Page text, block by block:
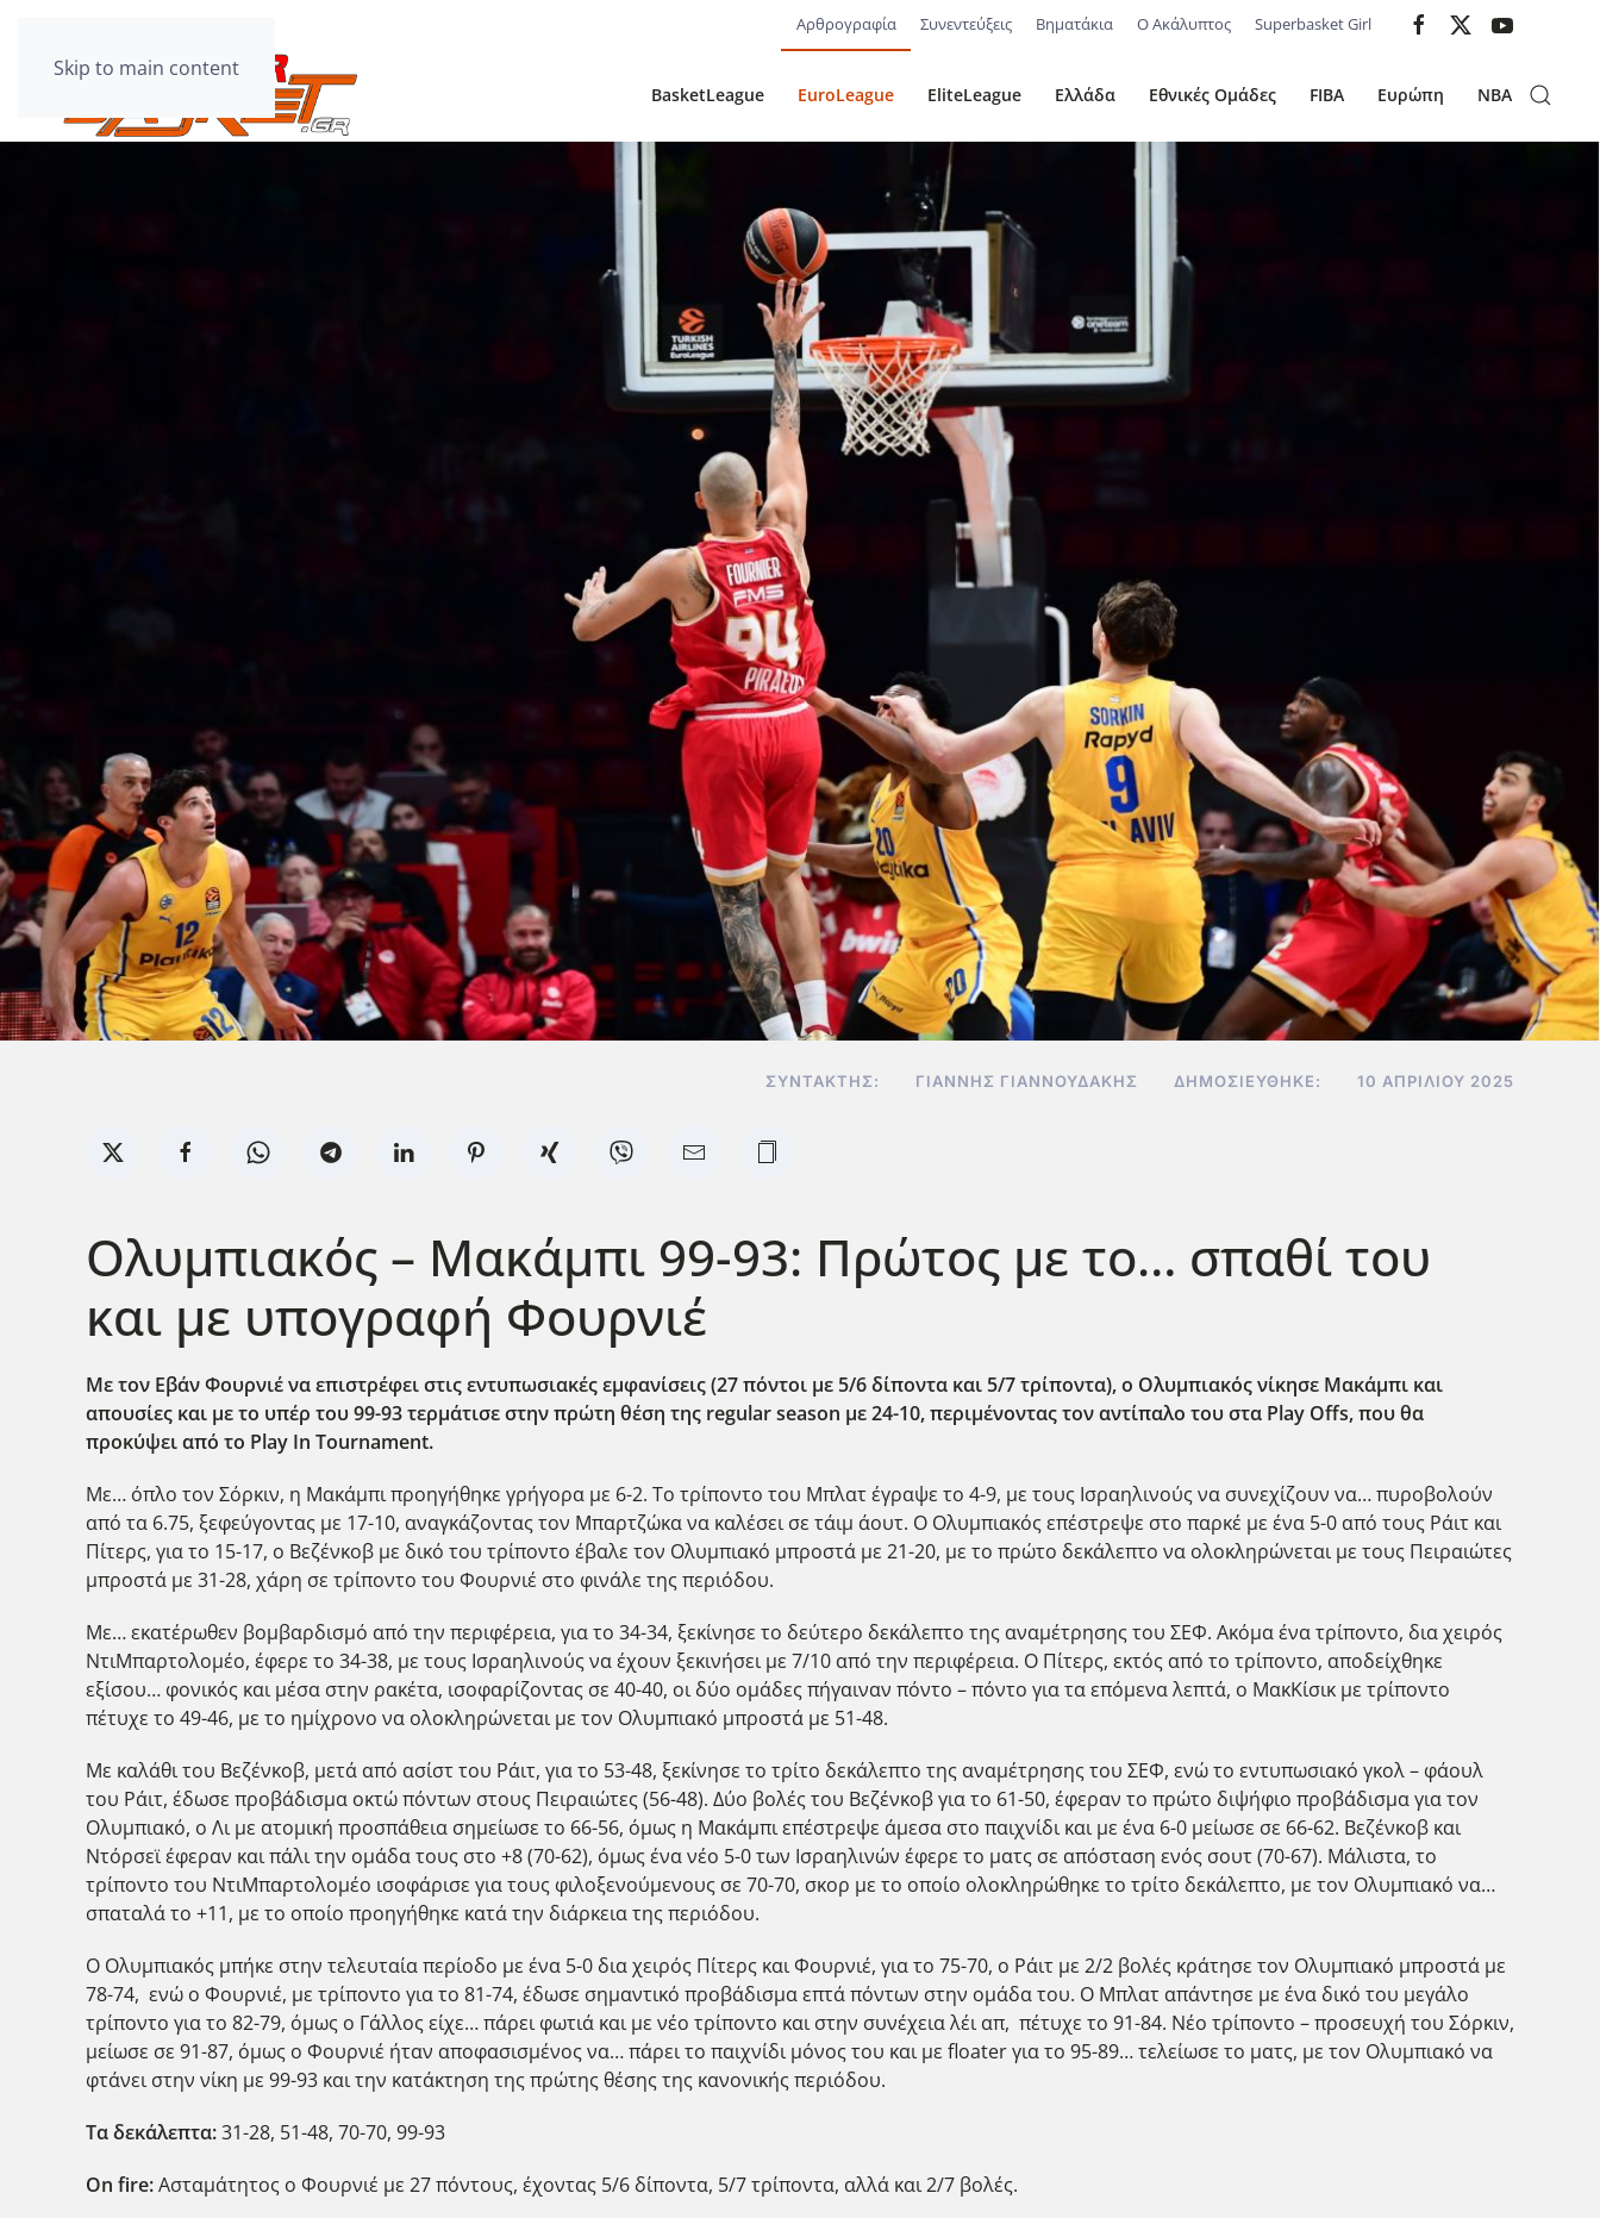
Skip to main content
Αρθρογραφία Συνεντεύξεις Βηματάκια Ο Ακάλυπτος Superbasket Girl
BasketLeague EuroLeague EliteLeague Ελλάδα Εθνικές Ομάδες FIBA Ευρώπη NBA
ΣΥΝΤΆΚΤΗΣ: ΓΙΆΝΝΗΣ ΓΙΑΝΝΟΥΔΆΚΗΣ ΔΗΜΟΣΙΕΎΘΗΚΕ: 10 ΑΠΡΙΛΊΟΥ 2025
Ολυμπιακός – Μακάμπι 99-93: Πρώτος με το… σπαθί του
και με υπογραφή Φουρνιέ
Με τον Εβάν Φουρνιέ να επιστρέφει στις εντυπωσιακές εμφανίσεις (27 πόντοι με 5/6 δίποντα και 5/7 τρίποντα), ο Ολυμπιακός νίκησε Μακάμπι και
απουσίες και με το υπέρ του 99-93 τερμάτισε στην πρώτη θέση της regularseason με 24-10, περιμένοντας τον αντίπαλο του στα Play Offs, που θα
προκύψει από το Play In Tournament.
Με… όπλο τον Σόρκιν, η Μακάμπι προηγήθηκε γρήγορα με 6-2. Το τρίποντο του Μπλατ έγραψε το 4-9, με τους Ισραηλινούς να συνεχίζουν να… πυροβολούν
από τα 6.75, ξεφεύγοντας με 17-10, αναγκάζοντας τον Μπαρτζώκα να καλέσει σε τάιμ άουτ. Ο Ολυμπιακός επέστρεψε στο παρκέ με ένα 5-0 από τους Ράιτ και
Πίτερς, για το 15-17, ο Βεζένκοβ με δικό του τρίποντο έβαλε τον Ολυμπιακό μπροστά με 21-20, με το πρώτο δεκάλεπτο να ολοκληρώνεται με τους Πειραιώτες
μπροστά με 31-28, χάρη σε τρίποντο του Φουρνιέ στο φινάλε της περιόδου.
Με… εκατέρωθεν βομβαρδισμό από την περιφέρεια, για το 34-34, ξεκίνησε το δεύτερο δεκάλεπτο της αναμέτρησης του ΣΕΦ. Ακόμα ένα τρίποντο, δια χειρός
ΝτιΜπαρτολομέο, έφερε το 34-38, με τους Ισραηλινούς να έχουν ξεκινήσει με 7/10 από την περιφέρεια. Ο Πίτερς, εκτός από το τρίποντο, αποδείχθηκε
εξίσου… φονικός και μέσα στην ρακέτα, ισοφαρίζοντας σε 40-40, οι δύο ομάδες πήγαιναν πόντο – πόντο για τα επόμενα λεπτά, ο ΜακΚίσικ με τρίποντο
πέτυχε το 49-46, με το ημίχρονο να ολοκληρώνεται με τον Ολυμπιακό μπροστά με 51-48.
Με καλάθι του Βεζένκοβ, μετά από ασίστ του Ράιτ, για το 53-48, ξεκίνησε το τρίτο δεκάλεπτο της αναμέτρησης του ΣΕΦ, ενώ το εντυπωσιακό γκολ – φάουλ
του Ράιτ, έδωσε προβάδισμα οκτώ πόντων στους Πειραιώτες (56-48). Δύο βολές του Βεζένκοβ για το 61-50, έφεραν το πρώτο διψήφιο προβάδισμα για τον
Ολυμπιακό, ο Λι με ατομική προσπάθεια σημείωσε το 66-56, όμως η Μακάμπι επέστρεψε άμεσα στο παιχνίδι και με ένα 6-0 μείωσε σε 66-62. Βεζένκοβ και
Ντόρσεϊ έφεραν και πάλι την ομάδα τους στο +8 (70-62), όμως ένα νέο 5-0 των Ισραηλινών έφερε το ματς σε απόσταση ενός σουτ (70-67). Μάλιστα, το
τρίποντο του ΝτιΜπαρτολομέο ισοφάρισε για τους φιλοξενούμενους σε 70-70, σκορ με το οποίο ολοκληρώθηκε το τρίτο δεκάλεπτο, με τον Ολυμπιακό να…
σπαταλά το +11, με το οποίο προηγήθηκε κατά την διάρκεια της περιόδου.
Ο Ολυμπιακός μπήκε στην τελευταία περίοδο με ένα 5-0 δια χειρός Πίτερς και Φουρνιέ, για το 75-70, ο Ράιτ με 2/2 βολές κράτησε τον Ολυμπιακό μπροστά με
78-74, ενώ ο Φουρνιέ, με τρίποντο για το 81-74, έδωσε σημαντικό προβάδισμα επτά πόντων στην ομάδα του. Ο Μπλατ απάντησε με ένα δικό του μεγάλο
τρίποντο για το 82-79, όμως ο Γάλλος είχε… πάρει φωτιά και με νέο τρίποντο και στην συνέχεια λέι απ, πέτυχε το 91-84. Νέο τρίποντο – προσευχή του Σόρκιν,
μείωσε σε 91-87, όμως ο Φουρνιέ ήταν αποφασισμένος να… πάρει το παιχνίδι μόνος του και με floater για το 95-89… τελείωσε το ματς, με τον Ολυμπιακό να
φτάνει στην νίκη με 99-93 και την κατάκτηση της πρώτης θέσης της κανονικής περιόδου.
Τα δεκάλεπτα:31-28, 51-48, 70-70, 99-93
Οn fire:Ασταμάτητος ο Φουρνιέ με 27 πόντους, έχοντας 5/6 δίποντα, 5/7 τρίποντα, αλλά και 2/7 βολές.